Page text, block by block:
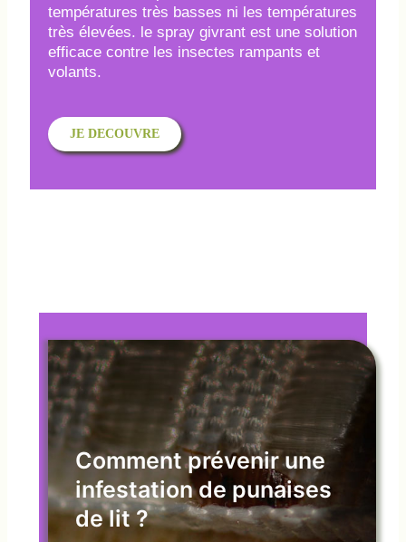
températures très basses ni les températures
très élevées. le spray givrant est une solution
efficace contre les insectes rampants et
volants.
JE DECOUVRE
Comment prévenir une
infestation de punaises
de lit ?